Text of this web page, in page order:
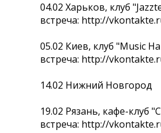
04.02 Харьков, клуб
встреча: http://
05.02 Киев, клуб "Music
встреча: http://
14.02 Нижний Новгород
19.02 Рязань, кафе-клуб
встреча: http://